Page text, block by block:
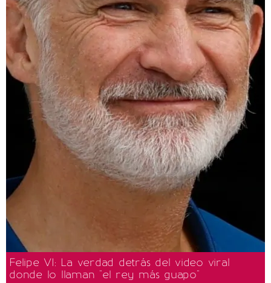
Felipe VI: La verdad detrás del video viral
donde lo llaman "el rey más guapo"